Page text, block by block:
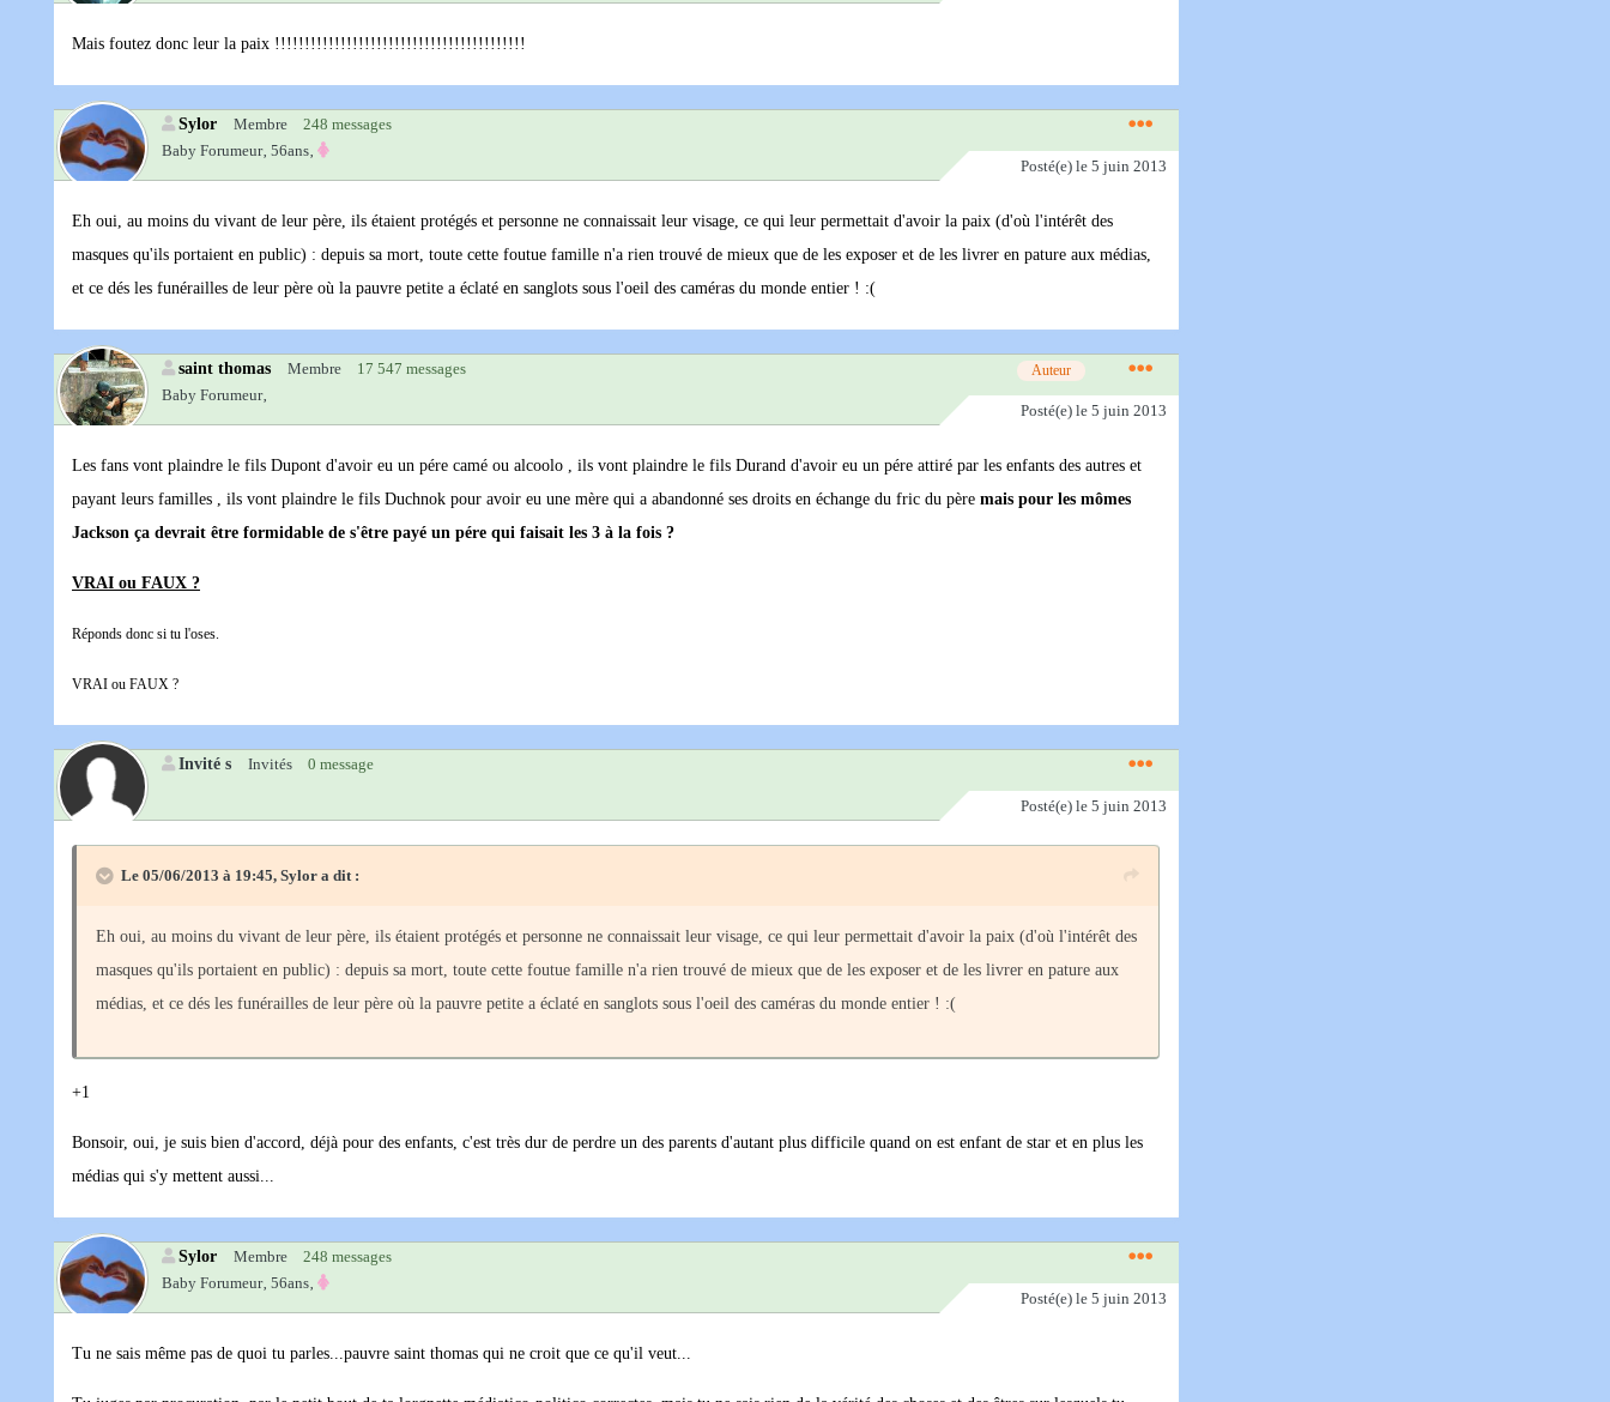
Mais foutez donc leur la paix !!!!!!!!!!!!!!!!!!!!!!!!!!!!!!!!!!!!!!!!!!
Sylor Membre
248 messages
Baby Forumeur‚ 56ans‚
Posté(e) le 5 juin 2013
Eh oui, au moins du vivant de leur père, ils étaient protégés et personne ne connaissait leur visage, ce qui leur permettait d'avoir la paix (d'où l'intérêt des
masques qu'ils portaient en public) : depuis sa mort, toute cette foutue famille n'a rien trouvé de mieux que de les exposer et de les livrer en pature aux médias,
et ce dés les funérailles de leur père où la pauvre petite a éclaté en sanglots sous l'oeil des caméras du monde entier ! :(
saint thomas Membre 17 547 messages Auteur
Baby Forumeur‚
Posté(e) le 5 juin 2013
Les fans vont plaindre le fils Dupont d'avoir eu un pére camé ou alcoolo , ils vont plaindre le fils Durand d'avoir eu un pére attiré par les enfants des autres et
payant leurs familles , ils vont plaindre le fils Duchnok pour avoir eu une mère qui a abandonné ses droits en échange du fric du père mais pour les mômes
Jackson ça devrait être formidable de s'être payé un pére qui faisait les 3 à la fois ?
VRAI ou FAUX ?
Réponds donc si tu l'oses.
VRAI ou FAUX ?
Invité s Invités 0 message
Posté(e) le 5 juin 2013
Le 05/06/2013 à 19:45, Sylor a dit :
Eh oui, au moins du vivant de leur père, ils étaient protégés et personne ne connaissait leur visage, ce qui leur permettait d'avoir la paix (d'où l'intérêt des
masques qu'ils portaient en public) : depuis sa mort, toute cette foutue famille n'a rien trouvé de mieux que de les exposer et de les livrer en pature aux
médias, et ce dés les funérailles de leur père où la pauvre petite a éclaté en sanglots sous l'oeil des caméras du monde entier ! :(
+1
Bonsoir, oui, je suis bien d'accord, déjà pour des enfants, c'est très dur de perdre un des parents d'autant plus difficile quand on est enfant de star et en plus les
médias qui s'y mettent aussi...
Sylor Membre
248 messages
Baby Forumeur‚ 56ans‚
Posté(e) le 5 juin 2013
Tu ne sais même pas de quoi tu parles...pauvre saint thomas qui ne croit que ce qu'il veut...